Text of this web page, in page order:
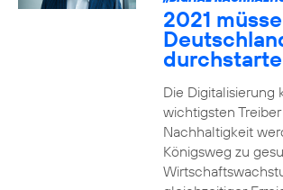
2021
Die Digitalisierung
wichtigsten
Nachhaltigkeit
Königsweg zu